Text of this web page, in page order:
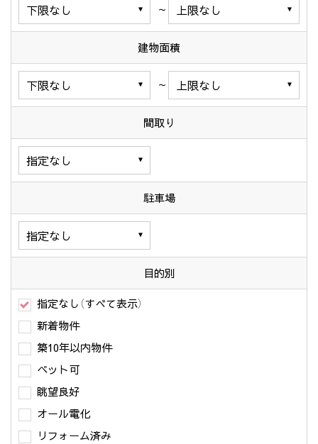
～
建物面積
～
間取り
駐車場
目的別
指定なし（すべて表示）
新着物件
築10年以内物件
ペット可
眺望良好
オール電化
リフォーム済み